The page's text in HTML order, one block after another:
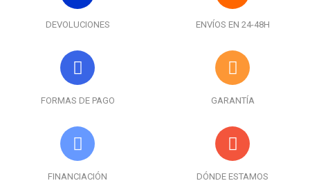
DEVOLUCIONES ENVÍOS EN 24-48H
FORMAS DE PAGO GARANTÍA
FINANCIACIÓN DÓNDE ESTAMOS